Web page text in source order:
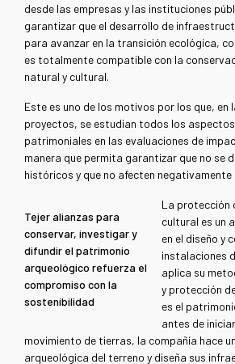
desde las empresas y las instituciones
garantizar que el desarrollo de
para avanzar en la transición ecológica,
es totalmente compatible con la
natural y cultural.
Este es uno de los motivos por los que, en
proyectos, se estudian todos los
patrimoniales en las evaluaciones de
manera que permita garantizar que no se
históricos y que no afecten
Tejer alianzas para
conservar, investigar y
difundir el patrimonio
arqueológico refuerza el
compromiso con la
sostenibilidad
La protección
cultural es un
en el diseño y
instalaciones
aplica su
y protección
es el
antes de
movimiento de tierras, la compañía hace
arqueológica del terreno y diseña sus